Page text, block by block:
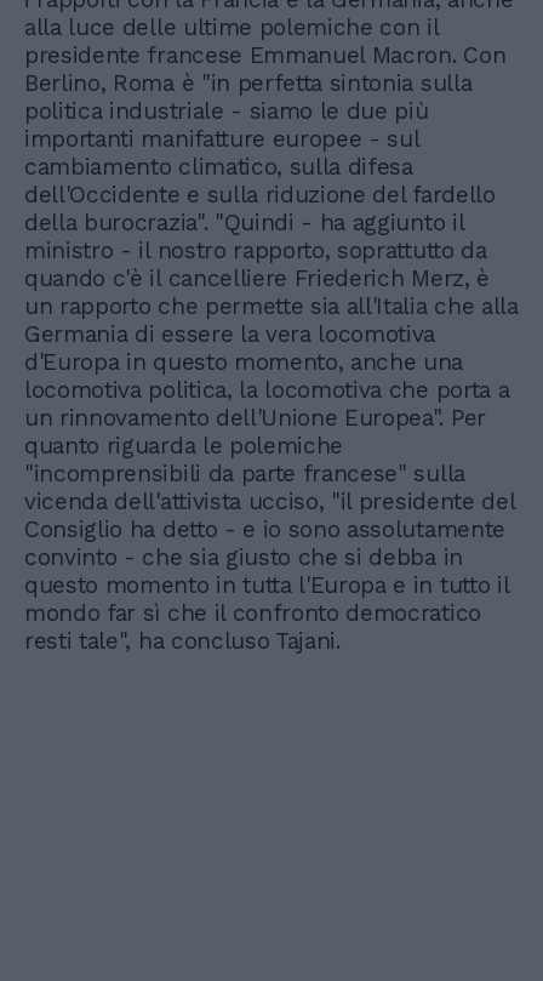
alla luce delle ultime polemiche con il
presidente francese Emmanuel Macron. Con
Berlino, Roma è "in perfetta sintonia sulla
politica industriale - siamo le due più
importanti manifatture europee - sul
cambiamento climatico, sulla difesa
dell'Occidente e sulla riduzione del fardello
della burocrazia". "Quindi - ha aggiunto il
ministro - il nostro rapporto, soprattutto da
quando c'è il cancelliere Friederich Merz, è
un rapporto che permette sia all'Italia che alla
Germania di essere la vera locomotiva
d'Europa in questo momento, anche una
locomotiva politica, la locomotiva che porta a
un rinnovamento dell'Unione Europea". Per
quanto riguarda le polemiche
"incomprensibili da parte francese" sulla
vicenda dell'attivista ucciso, "il presidente del
Consiglio ha detto - e io sono assolutamente
convinto - che sia giusto che si debba in
questo momento in tutta l'Europa e in tutto il
mondo far sì che il confronto democratico
resti tale", ha concluso Tajani.